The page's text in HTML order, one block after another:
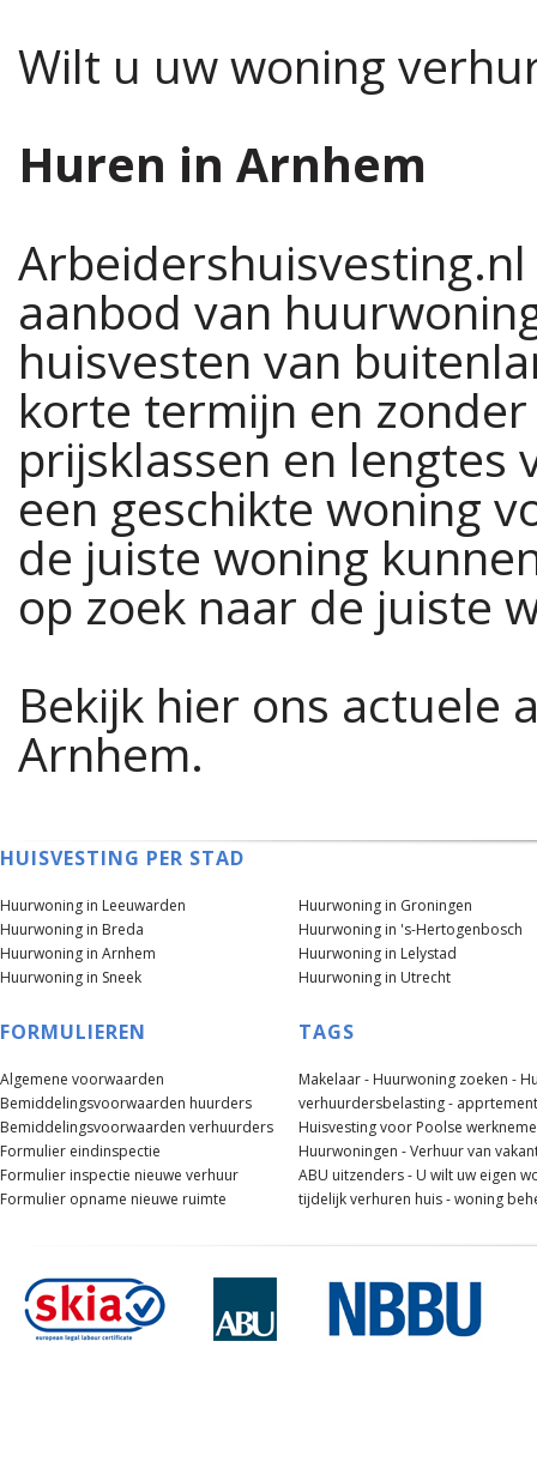
Wilt u uw woning
Huren in Arnhem
aanbod van
huisvesten van
korte termijn en
prijsklassen en
een geschikte woning
de juiste woning
op zoek naar de juiste
Bekijk hier ons actuele
Arnhem.
HUISVESTING PER STAD
Huurwoning in Leeuwarden
Huurwoning in Breda
Huurwoning in Arnhem
Huurwoning in Sneek
Huurwoning in Groningen
Huurwoning in 's-Hertogenbosch
Huurwoning in Lelystad
Huurwoning in Utrecht
FORMULIEREN
Algemene voorwaarden
Bemiddelingsvoorwaarden huurders
Bemiddelingsvoorwaarden verhuurders
Formulier eindinspectie
Formulier inspectie nieuwe verhuur
Formulier opname nieuwe ruimte
TAGS
Makelaar - Huurwoning zoeken -
verhuurdersbelasting -
Huisvesting voor Poolse
Huurwoningen -Verhuur van
ABU uitzenders - U wilt uw eigen
tijdelijk verhuren huis -woning